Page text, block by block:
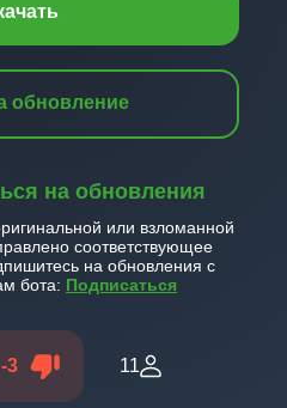
обновление
на обновления
или взломанной
соответствующее
на обновления с
бота: Подписаться
-3 11